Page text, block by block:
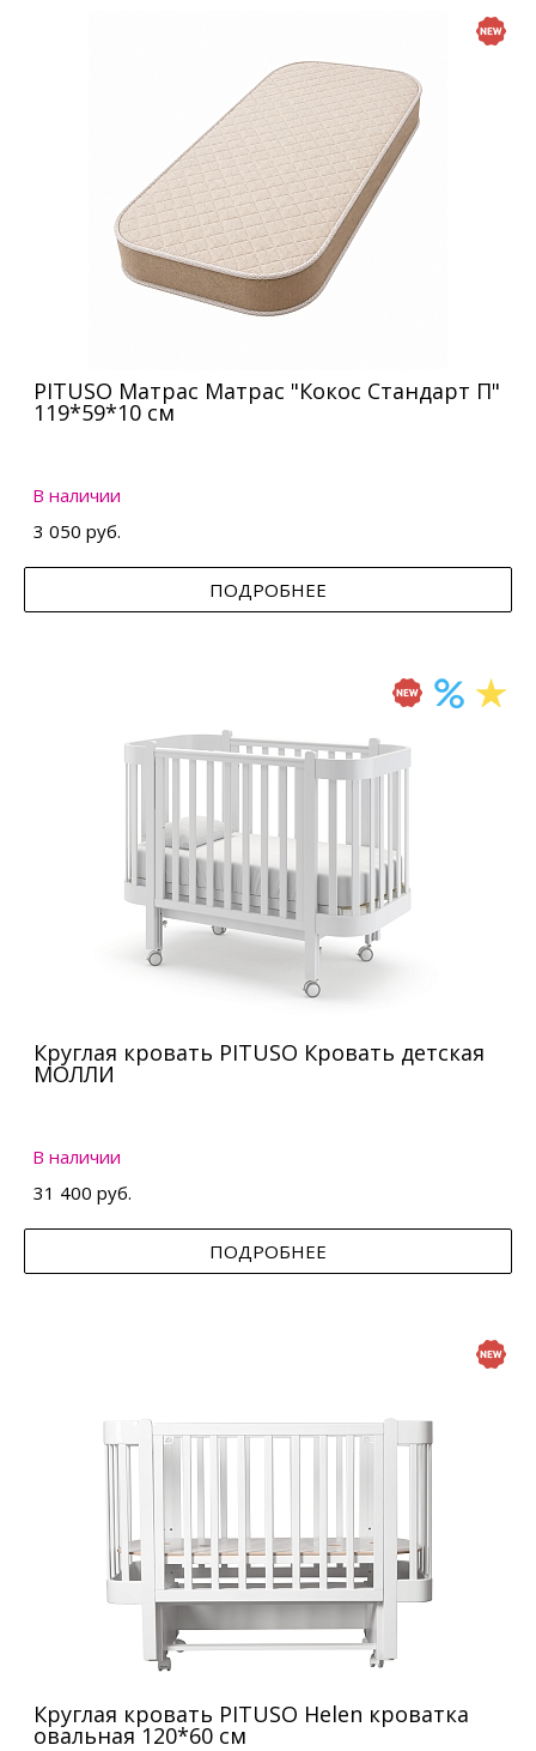
PITUSO Матрас Матрас "Кокос Стандарт П"
119*59*10 см
В наличии
3 050 руб.
ПОДРОБНЕЕ
Круглая кровать PITUSO Кровать детская
МОЛЛИ
В наличии
31 400 руб.
ПОДРОБНЕЕ
Круглая кровать PITUSO Helen кроватка
овальная 120*60 см